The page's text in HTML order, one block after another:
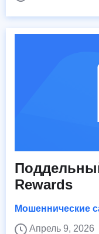
Rewards
Мошеннические
Апрель 9, 2026